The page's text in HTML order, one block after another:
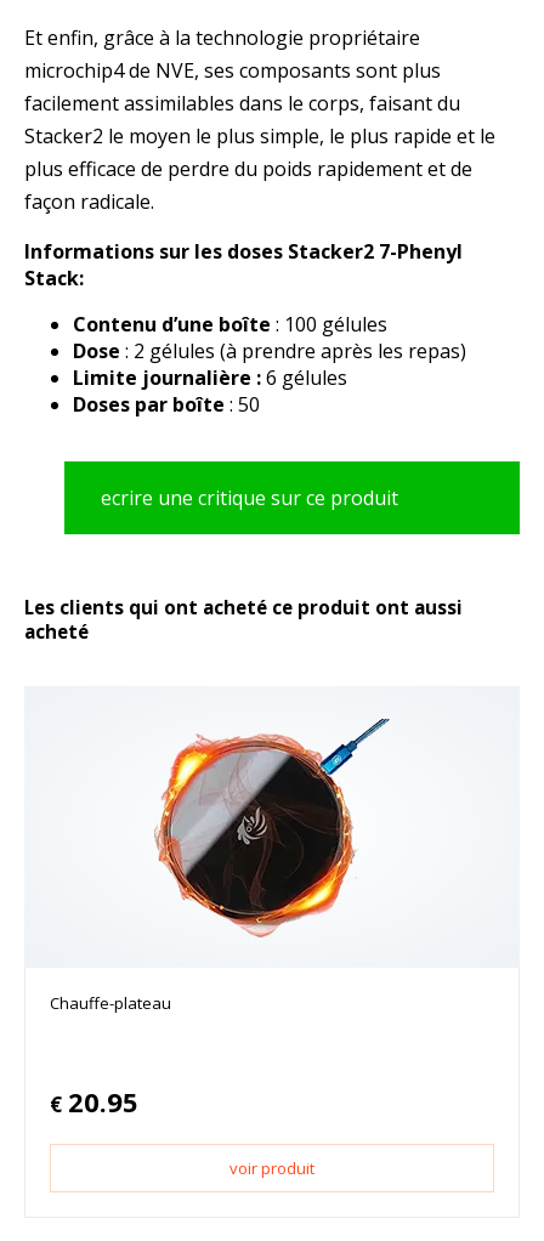
Et enfin, grâce à la technologie propriétaire
microchip4 de NVE, ses composants sont plus
facilement assimilables dans le corps, faisant du
Stacker2 le moyen le plus simple, le plus rapide et le
plus efficace de perdre du poids rapidement et de
façon radicale.
Informations sur les doses Stacker2 7-Phenyl
Stack:
Contenu d’une boîte : 100 gélules
Dose : 2 gélules (à prendre après les repas)
Limite journalière :6 gélules
Doses par boîte : 50
ecrire une critique sur ce produit
Les clients qui ont acheté ce produit ont aussi
acheté
Chauffe-plateau
€ 20.95
voir produit